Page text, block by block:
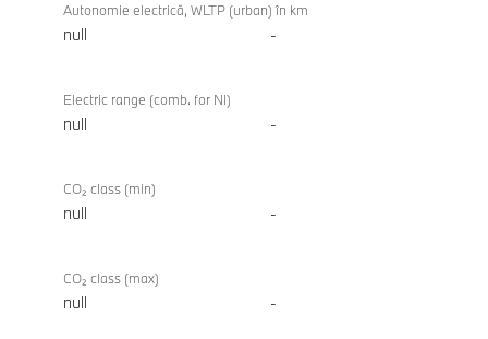
Autonomie electrică, WLTP (urban) în km
null -
Electric range (comb. for NI)
null -
CO₂ class (min)
null -
CO₂ class (max)
null -